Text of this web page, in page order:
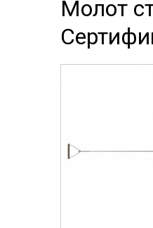
Молот